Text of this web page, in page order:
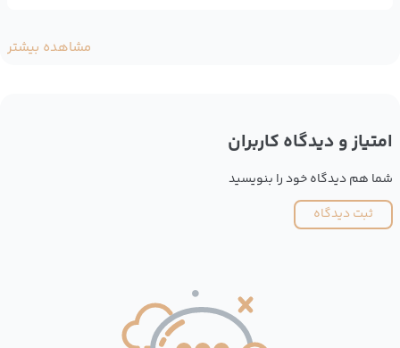
مشاهده بیشتر
امتیاز و دیدگاه کاربران
شما هم دیدگاه خود را بنویسید
ثبت دیدگاه